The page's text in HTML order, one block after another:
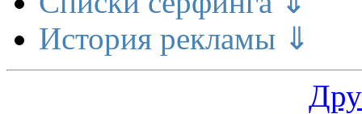
История рекламы ⇓